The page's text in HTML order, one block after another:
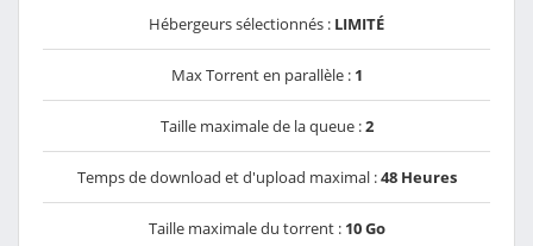
Hébergeurs sélectionnés : LIMITÉ
Max Torrent en parallèle : 1
Taille maximale de la queue :2
Temps de download et d'upload maximal :48 Heures
Taille maximale du torrent : 10 Go